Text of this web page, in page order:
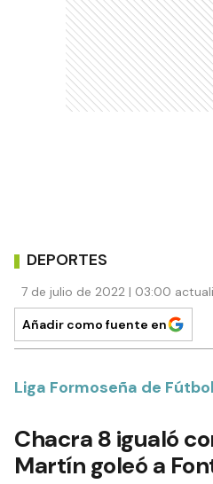
DEPORTES
7 de julio de 2022 | 03:00
Añadir como fuente en
Liga Formoseña de Fútbol
Chacra 8 igualó
Martín goleó a